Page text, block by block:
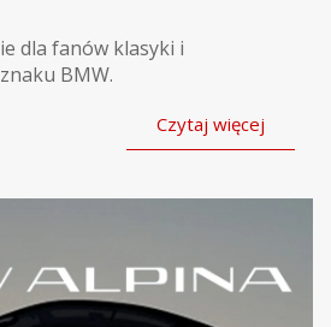
dla fanów klasyki i
BMW.
Czytaj więcej